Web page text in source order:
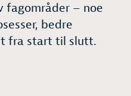
fagområder – noe
bedre
fra start til slutt.